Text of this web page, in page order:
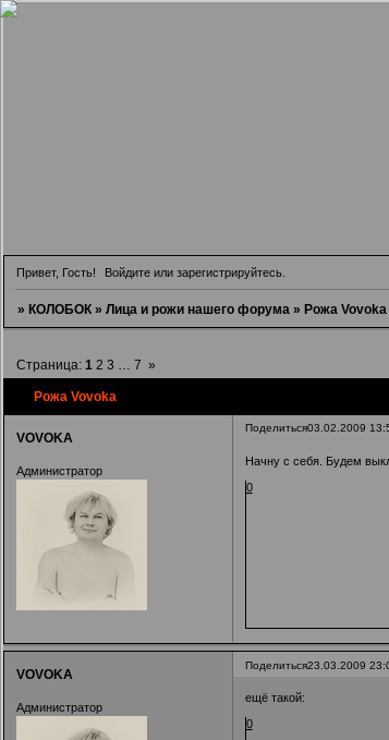
Привет, Гость! Войдите илизарегистрируйтесь
» КОЛОБОК » Лица и рожи нашего форума » Рожа Vovoka
Рожа Vovoka
Страница: 1 2 3 … 7 »
Поделиться03.02.2009
VOVOKA
Администратор
Начну с себя. Будем
0
Поделиться23.03.2009
VOVOKA
Администратор
ещё такой:
0